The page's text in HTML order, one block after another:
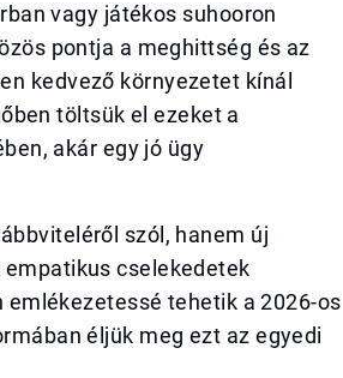
vagy játékos suhooron
pontja a meghittség és az
kedvező környezetet kínál
töltsük el ezeket a
akár egy jó ügy
szól, hanem új
cselekedetek
tehetik a 2026-os
éljük meg ezt az egyedi